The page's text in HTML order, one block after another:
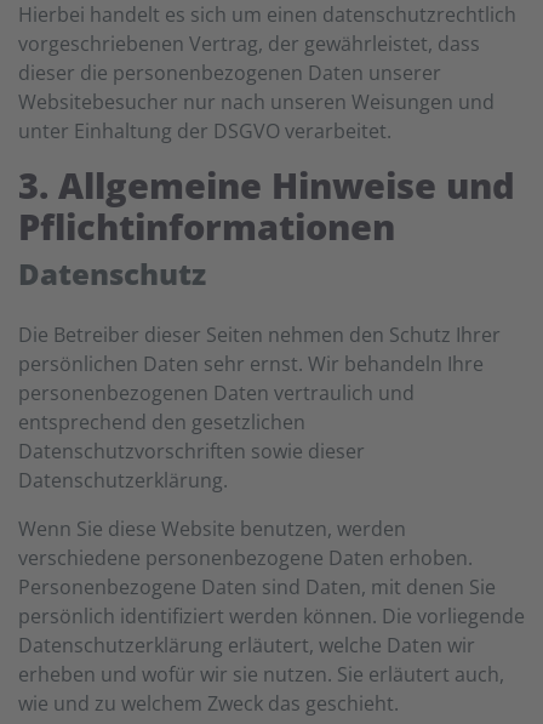
Hierbei handelt es sich um einen datenschutzrechtlich
vorgeschriebenen Vertrag, der gewährleistet, dass
dieser die personenbezogenen Daten unserer
Websitebesucher nur nach unseren Weisungen und
unter Einhaltung der DSGVO verarbeitet.
3. Allgemeine Hinweise und
Pflicht­informationen
Datenschutz
Die Betreiber dieser Seiten nehmen den Schutz Ihrer
persönlichen Daten sehr ernst. Wir behandeln Ihre
personenbezogenen Daten vertraulich und
entsprechend den gesetzlichen
Datenschutzvorschriften sowie dieser
Datenschutzerklärung.
Wenn Sie diese Website benutzen, werden
verschiedene personenbezogene Daten erhoben.
Personenbezogene Daten sind Daten, mit denen Sie
persönlich identifiziert werden können. Die vorliegende
Datenschutzerklärung erläutert, welche Daten wir
erheben und wofür wir sie nutzen. Sie erläutert auch,
wie und zu welchem Zweck das geschieht.